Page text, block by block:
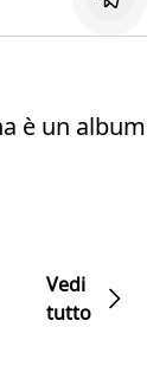
è un album
Vedi
tutto